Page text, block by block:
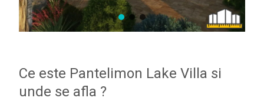
Ce este Pantelimon Lake Villa si
unde se afla ?